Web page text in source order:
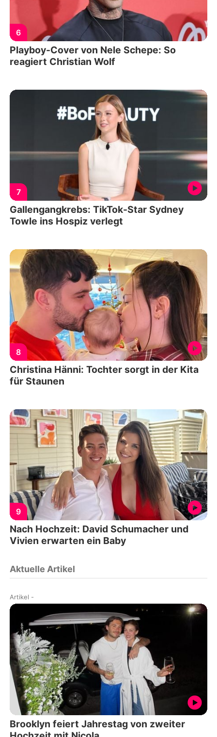
6
Playboy-Cover von Nele Schepe: So
reagiert Christian Wolf
7
Gallengangkrebs: TikTok-Star Sydney
Towle ins Hospiz verlegt
8
Christina Hänni: Tochter sorgt in der Kita
für Staunen
9
Nach Hochzeit: David Schumacher und
Vivien erwarten ein Baby
Aktuelle Artikel
Artikel -
Brooklyn feiert Jahrestag von zweiter